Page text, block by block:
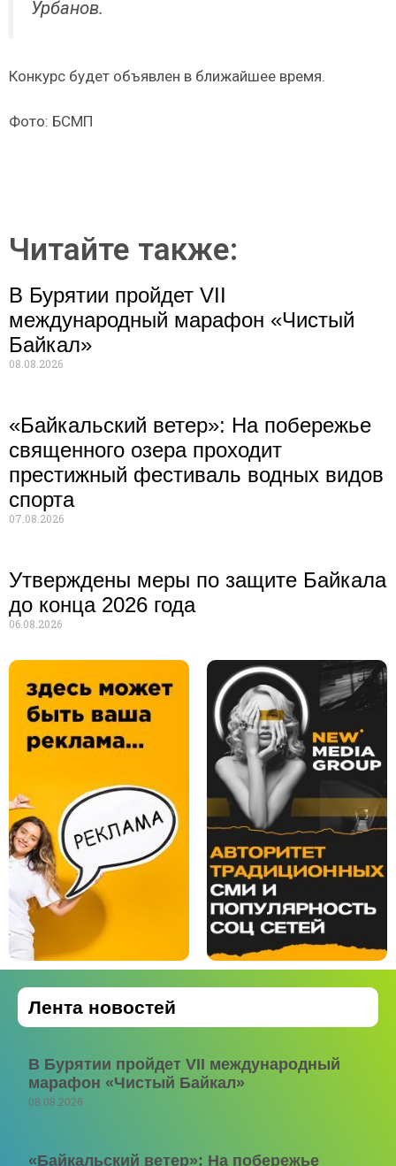
Урбанов.
Конкурс будет объявлен в ближайшее время.
Фото: БСМП
Читайте также:
В Бурятии пройдет VII
международный марафон «Чистый
Байкал»
08.08.2026
«Байкальский ветер»: На побережье
священного озера проходит
престижный фестиваль водных видов
спорта
07.08.2026
Утверждены меры по защите Байкала
до конца 2026 года
06.08.2026
Лента новостей
В Бурятии пройдет VII международный
марафон «Чистый Байкал»
08.08.2026
«Байкальский ветер»: На побережье